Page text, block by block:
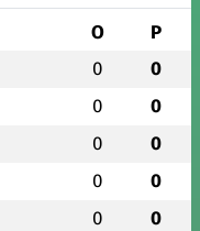
O P
0 0
0 0
0 0
0 0
0 0